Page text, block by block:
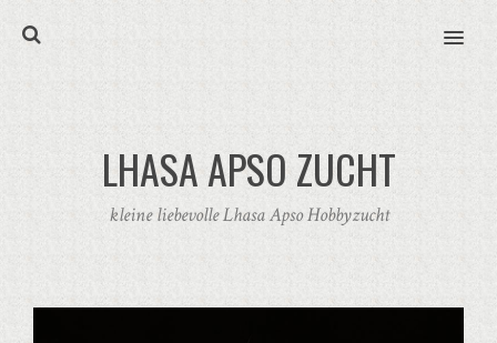
MENU
LHASA APSO ZUCHT
kleine liebevolle Lhasa Apso Hobbyzucht